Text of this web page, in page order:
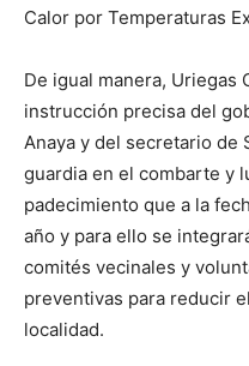
Calor por Temperaturas
De igual manera, Uriegas
instrucción precisa del
Anaya y del secretario de
guardia en el combarte y
padecimiento que a la
año y para ello se
comités vecinales y
preventivas para reducir
localidad.